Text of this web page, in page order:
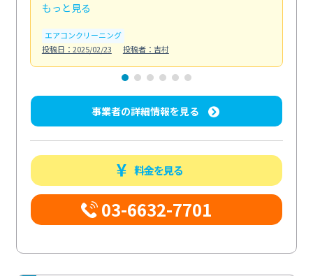
もっと見る
エアコンクリーニング
投稿日：2025/02/23
投稿者：吉村
事業者の詳細情報を見る
料金を見る
03-6632-7701